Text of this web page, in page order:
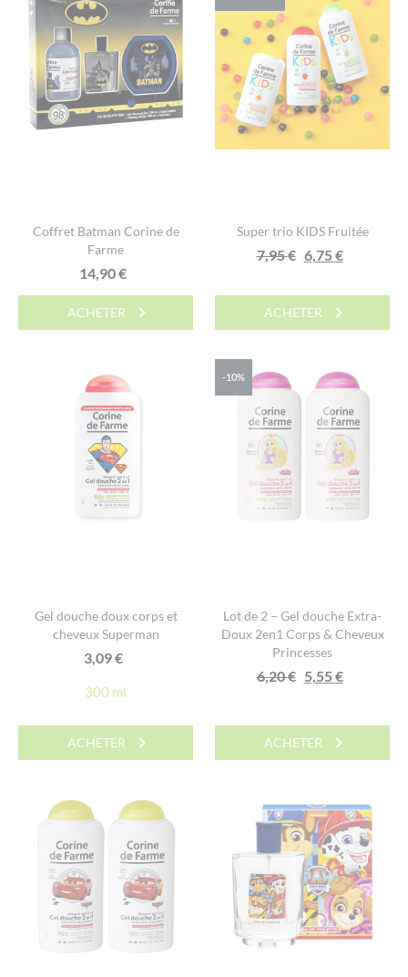
Coffret Batman Corine de
Farme
14,90€
ACHETER
Super trio KIDS Fruitée
7,95€ Le
initial
était :
6,75€
actuel
ACHETER
Gel douche doux corps et
cheveux Superman
3,09€
300 ml
ACHETER
-10%
Lot de 2 – Gel douche Extra-
Doux 2en1 Corps & Cheveux
Princesses
6,20€ Le
était :
6,20 €.
5,55€
5,55 €.
ACHETER